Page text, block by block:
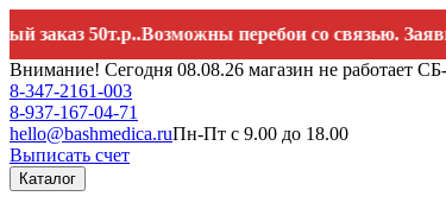
50т.р..Возможны перебои со связью. Заявки
Внимание! Сегодня 08.08.26 магазин не работает
8-347-2161-003
8-937-167-04-71
hello@bashmedica.ruПн-Пт с 9.00 до 18.00
Выписать счет
Каталог